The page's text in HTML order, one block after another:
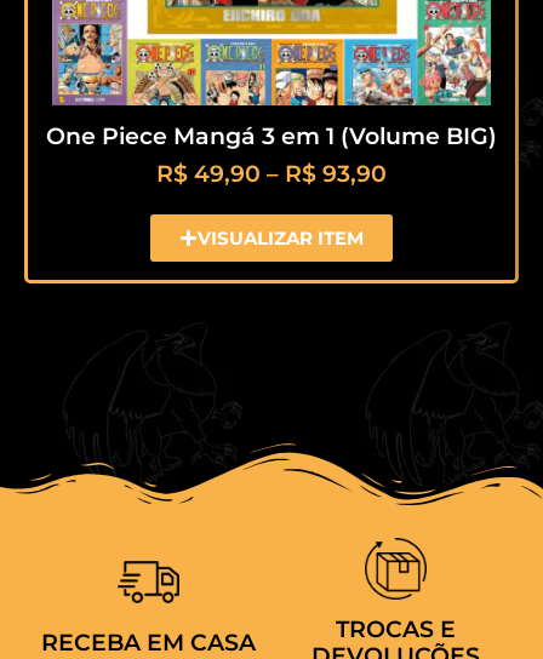
One Piece Mangá 3 em 1 (Volume BIG)
R$ 49,90 – R$ 93,90
VISUALIZAR ITEM
RECEBA EM CASA
TROCAS E